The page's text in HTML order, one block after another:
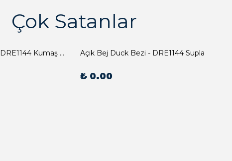
Çok Satanlar
Açık Bej Duck Bezi - DRE1144 Kumaş Peçete Açık Bej Duck Bezi - DRE1144 Supla
₺ 0.00